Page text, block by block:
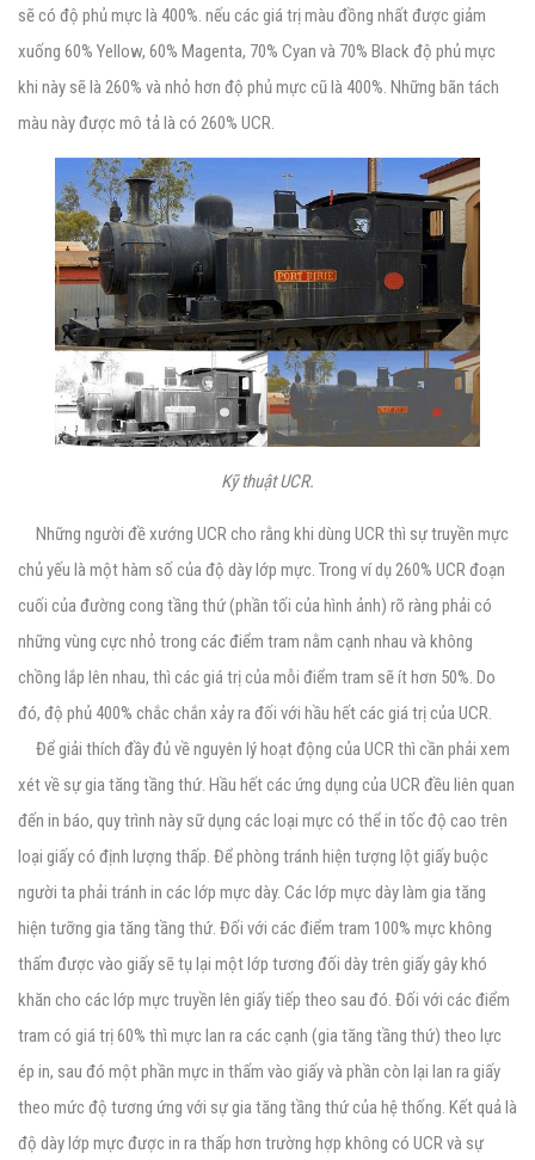
sẽ có độ phủ mực là 400%. nếu các giá trị màu đồng nhất được giảm
xuống 60% Yellow, 60% Magenta, 70% Cyan và 70% Black độ phủ mực
khi này sẽ là 260% và nhỏ hơn độ phủ mực cũ là 400%. Những bãn tách
màu này được mô tả là có 260% UCR.
Kỹ thuật UCR.
Những người đề xướng UCR cho rằng khi dùng UCR thì sự truyền mực
chủ yếu là một hàm số của độ dày lớp mực. Trong ví dụ 260% UCR đoạn
cuối của đường cong tầng thứ (phần tối của hình ảnh) rõ ràng phải có
những vùng cực nhỏ trong các điểm tram nằm cạnh nhau và không
chồng lắp lên nhau, thì các giá trị của mỗi điểm tram sẽ ít hơn 50%. Do
đó, độ phủ 400% chắc chắn xảy ra đối với hầu hết các giá trị của UCR.
Để giải thích đầy đủ về nguyên lý hoạt động của UCR thì cần phải xem
xét về sự gia tăng tầng thứ. Hầu hết các ứng dụng của UCR đều liên quan
đến in báo, quy trình này sữ dụng các loại mực có thể in tốc độ cao trên
loại giấy có định lượng thấp. Để phòng tránh hiện tượng lột giấy buộc
người ta phải tránh in các lớp mực dày. Các lớp mực dày làm gia tăng
hiện tưỡng gia tăng tầng thứ. Đối với các điểm tram 100% mực không
thấm được vào giấy sẽ tụ lại một lớp tương đối dày trên giấy gây khó
khăn cho các lớp mực truyền lên giấy tiếp theo sau đó. Đối với các điểm
tram có giá trị 60% thì mực lan ra các cạnh (gia tăng tầng thứ) theo lực
ép in, sau đó một phần mực in thấm vào giấy và phần còn lại lan ra giấy
theo mức độ tương ứng với sự gia tăng tầng thứ của hệ thống. Kết quả là
độ dày lớp mực được in ra thấp hơn trường hợp không có UCR và sự